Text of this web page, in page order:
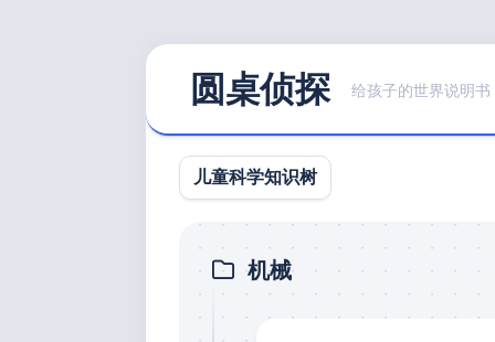
圆桌侦探 给孩子的世界说明书
儿童科学知识树
机械